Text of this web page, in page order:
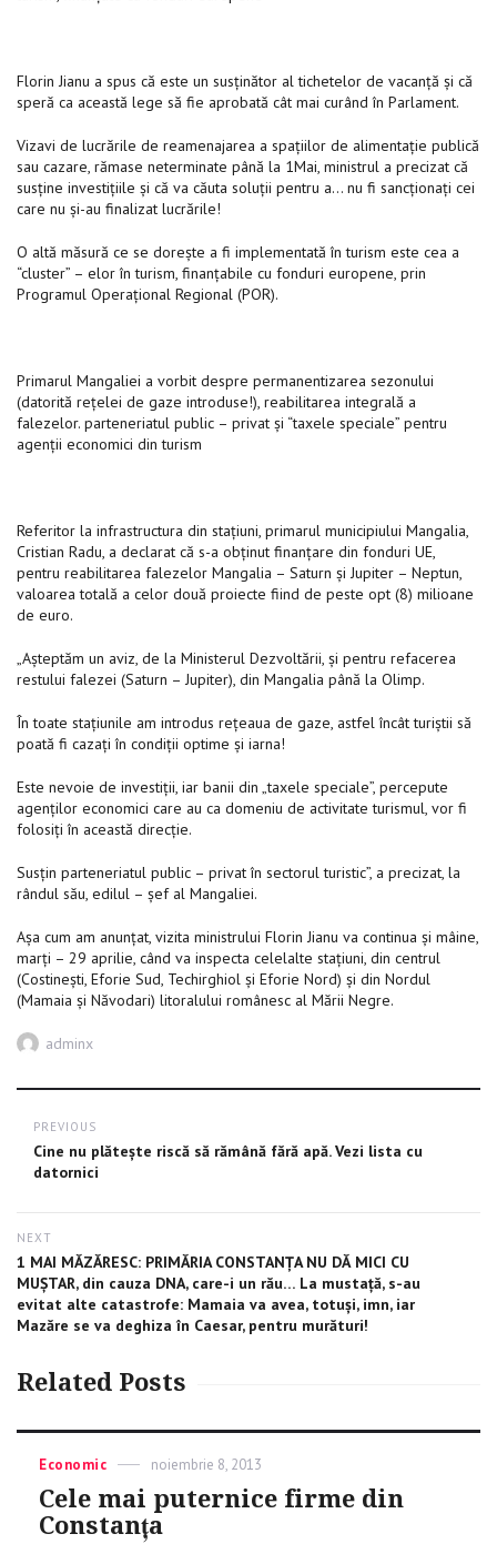
Florin Jianu a spus că este un susţinător al tichetelor de vacanţă şi că
speră ca această lege să fie aprobată cât mai curând în Parlament.
Vizavi de lucrările de reamenajarea a spaţiilor de alimentaţie publică
sau cazare, rămase neterminate până la 1Mai, ministrul a precizat că
susţine investiţiile şi că va căuta soluţii pentru a… nu fi sancţionaţi cei
care nu şi-au finalizat lucrările!
O altă măsură ce se doreşte a fi implementată în turism este cea a
“cluster” – elor în turism, finanţabile cu fonduri europene, prin
Programul Operaţional Regional (POR).
Primarul Mangaliei a vorbit despre permanentizarea sezonului
(datorită reţelei de gaze introduse!), reabilitarea integrală a
falezelor. parteneriatul public – privat şi “taxele speciale” pentru
agenţii economici din turism
Referitor la infrastructura din staţiuni, primarul municipiului Mangalia,
Cristian Radu, a declarat că s-a obţinut finanţare din fonduri UE,
pentru reabilitarea falezelor Mangalia – Saturn şi Jupiter – Neptun,
valoarea totală a celor două proiecte fiind de peste opt (8) milioane
de euro.
„Aşteptăm un aviz, de la Ministerul Dezvoltării, şi pentru refacerea
restului falezei (Saturn – Jupiter), din Mangalia până la Olimp.
În toate staţiunile am introdus reţeaua de gaze, astfel încât turiştii să
poată fi cazaţi în condiţii optime şi iarna!
Este nevoie de investiţii, iar banii din „taxele speciale”, percepute
agenţilor economici care au ca domeniu de activitate turismul, vor fi
folosiţi în această direcţie.
Susţin parteneriatul public – privat în sectorul turistic”, a precizat, la
rândul său, edilul – şef al Mangaliei.
Aşa cum am anunţat, vizita ministrului Florin Jianu va continua şi mâine,
marţi – 29 aprilie, când va inspecta celelalte staţiuni, din centrul
(Costineşti, Eforie Sud, Techirghiol şi Eforie Nord) şi din Nordul
(Mamaia şi Năvodari) litoralului românesc al Mării Negre.
Author
adminx
Post
navigation
PREVIOUS
Previous
post:
Cine nu plătește riscă să rămână fără apă. Vezi lista cu
datornici
NEXT
Next
post:
1 MAI MĂZĂRESC: PRIMĂRIA CONSTANŢA NU DĂ MICI CU
MUŞTAR, din cauza DNA, care-i un rău… La mustaţă, s-au
evitat alte catastrofe: Mamaia va avea, totuşi, imn, iar
Mazăre se va deghiza în Caesar, pentru murături!
Related Posts
Categories
Economic
Posted
noiembrie 8, 2013
Cele mai puternice firme din
Constanța